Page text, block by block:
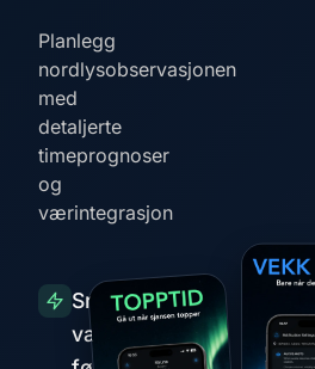
Planlegg
nordlysobservasjonen
med
detaljerte
timeprognoser
og
værintegrasjon
Smarte
varsler